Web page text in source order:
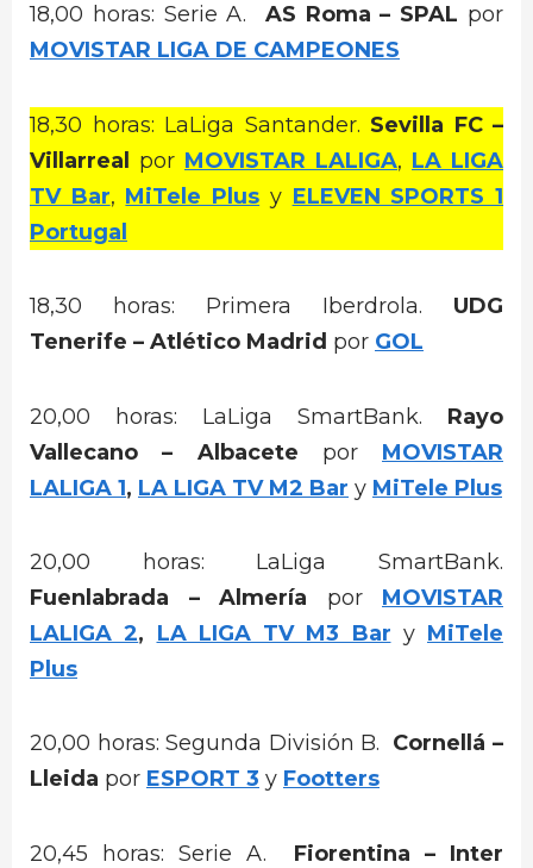
18,00 horas: Serie A. AS Roma – SPAL por
MOVISTAR LIGA DE CAMPEONES
18,30 horas: LaLiga Santander. Sevilla FC –
Villarreal por MOVISTAR LALIGA, LA LIGA
TV Bar, MiTele Plus y ELEVEN SPORTS 1
Portugal
18,30 horas: Primera Iberdrola. UDG
Tenerife – Atlético Madrid por GOL
20,00 horas: LaLiga SmartBank. Rayo
Vallecano – Albacete por MOVISTAR
LALIGA 1, LA LIGA TV M2 Bar y MiTele Plus
20,00 horas: LaLiga SmartBank.
Fuenlabrada – Almería por MOVISTAR
LALIGA 2, LA LIGA TV M3 Bar y MiTele
Plus
20,00 horas: Segunda División B. Cornellá –
Lleida por ESPORT 3 y Footters
20,45 horas: Serie A. Fiorentina – Inter